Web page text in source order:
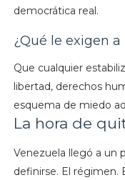
democrática real.
¿Qué le exigen
Que cualquier
libertad, derechos
esquema de miedo
La hora de
Venezuela llegó a un
definirse. El régimen.